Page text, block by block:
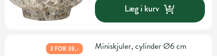
Læg i kurv
3 FOR 39,- Miniskjuler, cylinder Ø6 cm